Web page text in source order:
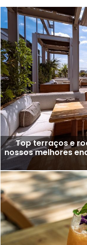
Top terraços e
nossos melhores